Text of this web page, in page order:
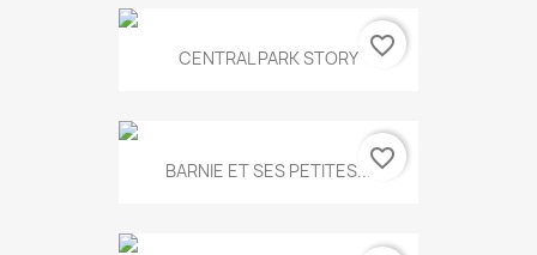
CENTRAL PARK STORY favorite_border
BARNIE ET SES PETITES...favorite_border